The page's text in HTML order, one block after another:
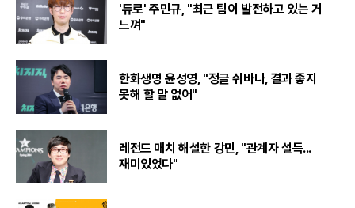
'듀로' 주민규, "최근 팀이 발전하고 있는 거
느껴"
한화생명 윤성영, "정글 쉬바나, 결과 좋지
못해 할 말 없어"
레전드 매치 해설한 강민, "관계자 설득...
재미있었다"